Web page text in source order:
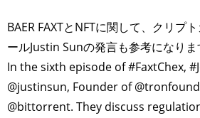
BAER FAXTとNFTに関して、クリプ
ールJustin Sunの発言も参考になりま
In the sixth episode of #FaxtChex,
@justinsun, Founder of
@bittorrent. They discuss